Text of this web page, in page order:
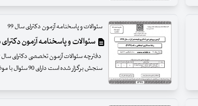
سئوالات و پاسخنامه آزمون دکترای سال 99
سئوالات و پاسخنامه آزمون دکترای سال 99 رشته مددکاری
سنجش برگزار شده است دارای 90 سئوال با موضوعات زیر است